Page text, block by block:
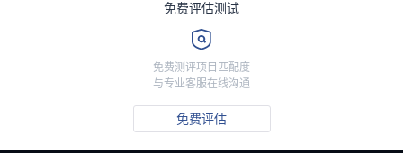
免费评估测试
免费测评项目匹配度
与专业客服在线沟通
免费评估